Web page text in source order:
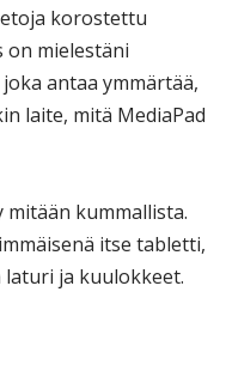
korostettu
on mielestäni
antaa ymmärtää,
laite, mitä MediaPad
kummallista.
itse tabletti,
ja kuulokkeet.